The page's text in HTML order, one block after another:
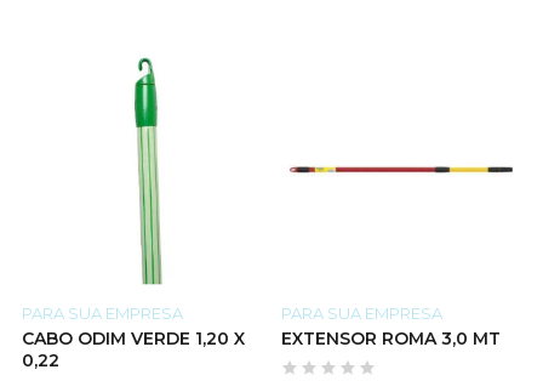
PARA SUA EMPRESA
CABO ODIM VERDE 1,20 X
0,22
PARA SUA EMPRESA
EXTENSOR ROMA 3,0 MT